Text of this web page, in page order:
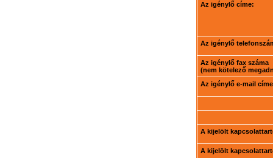
Az igénylő címe:
Az igénylő
Az igénylő fax száma
(nem kötelező
Az igénylő e-mail
A kijelölt
A kijelölt